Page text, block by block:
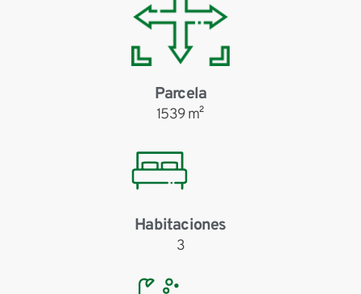
Parcela
1539 m²
Habitaciones
3